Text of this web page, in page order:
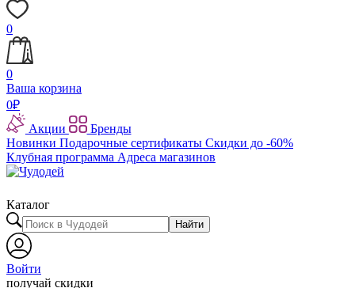
0
0
Ваша корзина
0₽
Акции
Бренды
Новинки Подарочные сертификаты Скидки до -60%
Клубная программа Адреса магазинов
Каталог
Найти
Войти
получай скидки